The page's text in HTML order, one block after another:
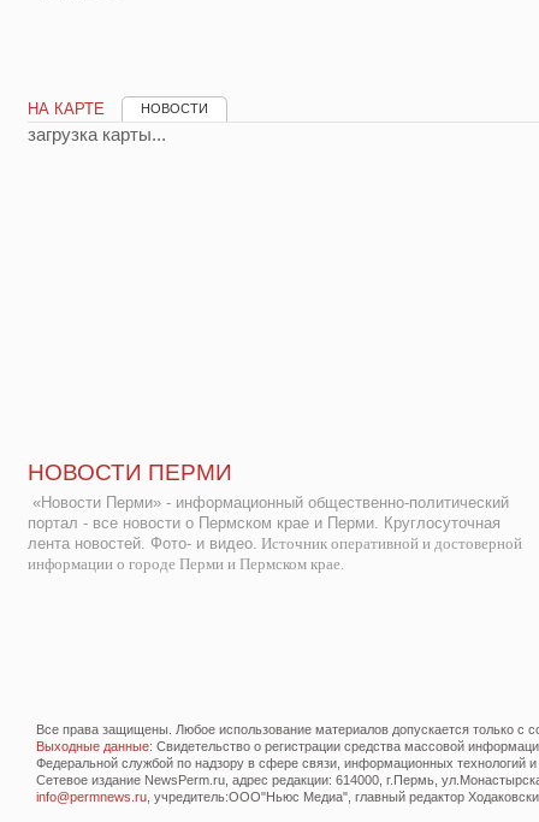
НА КАРТЕ НОВОСТИ
загрузка карты...
НОВОСТИ ПЕРМИ
«Новости Перми» - информационный общественно-политический
портал - все новости о Пермском крае и Перми. Круглосуточная
лента новостей. Фото- и видео. Источник оперативной и достоверной
информации о городе Перми и Пермском крае.
Все права защищены. Любое использование материалов допускается только с
Выходные данные: Свидетельство о регистрации средства массовой
Федеральной службой по надзору в сфере связи, информационных технологий
Сетевое издание NewsPerm.ru, адрес редакции: 614000, г.Пермь,
info@permnews.ru , учредитель:ООО"Ньюс Медиа", главный редактор